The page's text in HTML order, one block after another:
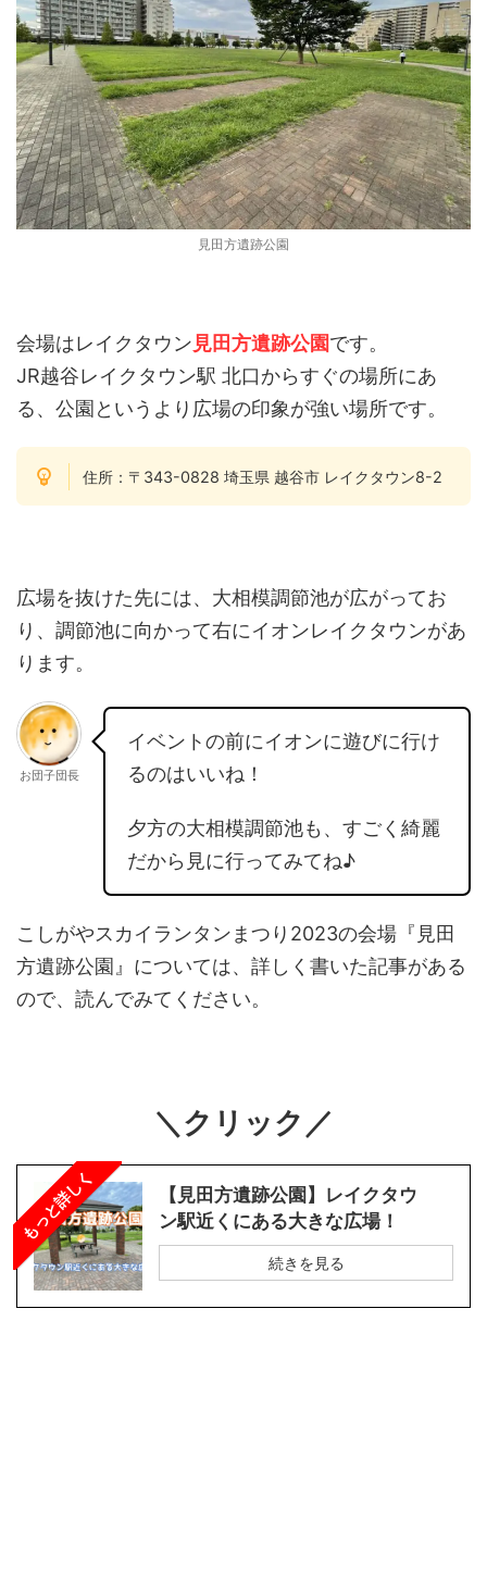
見田方遺跡公園
会場はレイクタウン見田方遺跡公園です。
JR越谷レイクタウン駅 北口からすぐの場所にあ
る、公園というより広場の印象が強い場所です。
住所：〒343-0828 埼玉県 越谷市 レイクタウン8-2
広場を抜けた先には、大相模調節池が広がってお
り、調節池に向かって右にイオンレイクタウンがあ
ります。
お団子団長
イベントの前にイオンに遊びに行け
るのはいいね！
夕方の大相模調節池も、すごく綺麗
だから見に行ってみてね♪
こしがやスカイランタンまつり2023の会場『見田
方遺跡公園』については、詳しく書いた記事がある
ので、読んでみてください。
＼クリック／
もっと詳しく
【見田方遺跡公園】レイクタウ
ン駅近くにある大きな広場！
続きを見る